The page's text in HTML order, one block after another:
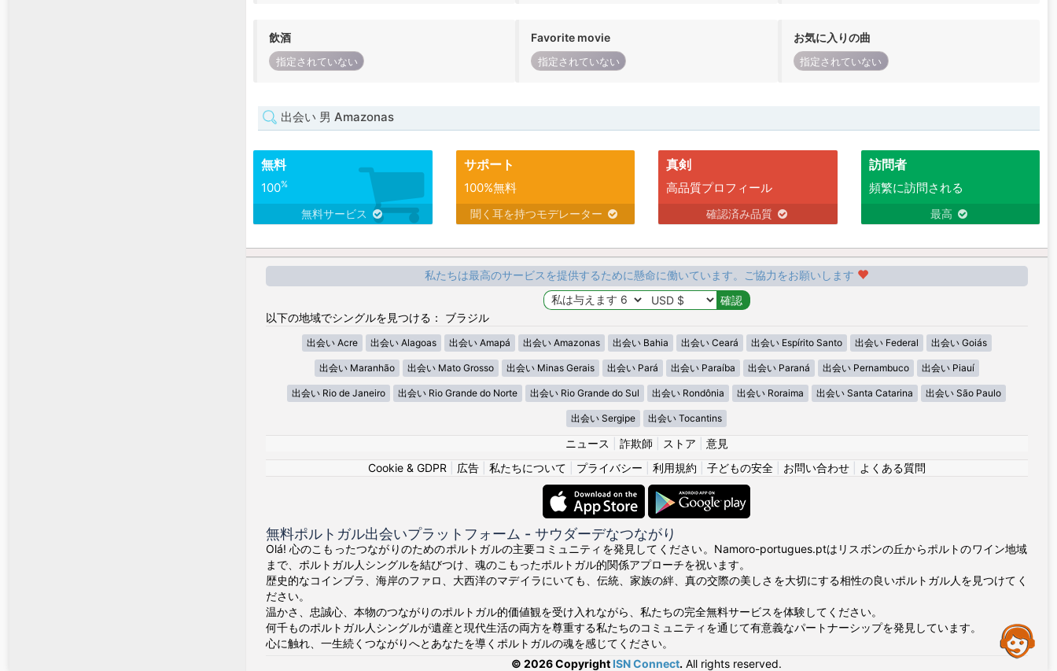
飲酒
指定されていない
Favorite movie
指定されていない
お気に入りの曲
指定されていない
出会い 男 Amazonas
無料
100%
無料サービス
サポート
100%無料
聞く耳を持つモデレーター
真剣
高品質プロフィール
確認済み品質
訪問者
頻繁に訪問される
最高
私たちは最高のサービスを提供するために懸命に働いています。ご協力をお願いします
以下の地域でシングルを見つける： ブラジル
出会い Acre 出会い Alagoas 出会い Amapá 出会い Amazonas 出会い Bahia 出会い Ceará 出会い Espírito Santo 出会い Federal 出会い Goiás
出会い Maranhão 出会い Mato Grosso 出会い Minas Gerais 出会い Pará 出会い Paraíba 出会い Paraná 出会い Pernambuco 出会い Piauí
出会い Rio de Janeiro 出会い Rio Grande do Norte 出会い Rio Grande do Sul 出会い Rondônia 出会い Roraima 出会い Santa Catarina 出会い São Paulo
出会い Sergipe 出会い Tocantins
ニュース 詐欺師 ストア
意見
Cookie & GDPR
広告| 私たちについて プライバシー 利用規約 子どもの安全| お問い合わせ| よくある質問
無料ポルトガル出会いプラットフォーム - サウダーデなつながり
Olá! 心のこもったつながりのためのポルトガルの主要コミュニティを発見してください。Namoro-portugues.ptはリスボンの丘からポルトのワイン地域
まで、ポルトガル人シングルを結びつけ、魂のこもったポルトガル的関係アプローチを祝います。
歴史的なコインブラ、海岸のファロ、大西洋のマデイラにいても、伝統、家族の絆、真の交際の美しさを大切にする相性の良いポルトガル人を見つけてく
ださい。
温かさ、忠誠心、本物のつながりのポルトガル的価値観を受け入れながら、私たちの完全無料サービスを体験してください。
何千ものポルトガル人シングルが遺産と現代生活の両方を尊重する私たちのコミュニティを通じて有意義なパートナーシップを発見しています。
心に触れ、一生続くつながりへとあなたを導くポルトガルの魂を感じてください。
© 2026 Copyright ISN Connect. All rights reserved.
Assistance